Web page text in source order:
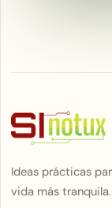
Ideas prácticas
vida más tranquila.